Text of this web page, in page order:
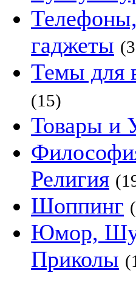
гаджеты
Темы для
(15)
Товары и
Религия
Шоппинг
Юмор,
Приколы